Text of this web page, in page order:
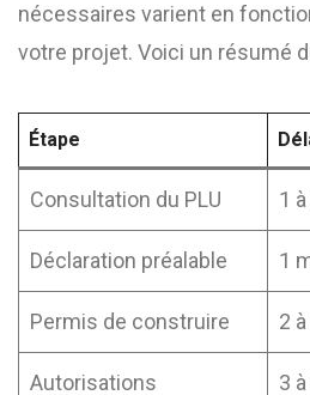
nécessaires varient en
votre projet. Voici un résumé
Étape
Consultation du PLU 1
Déclaration préalable 1
Permis de construire 2
Autorisations
3